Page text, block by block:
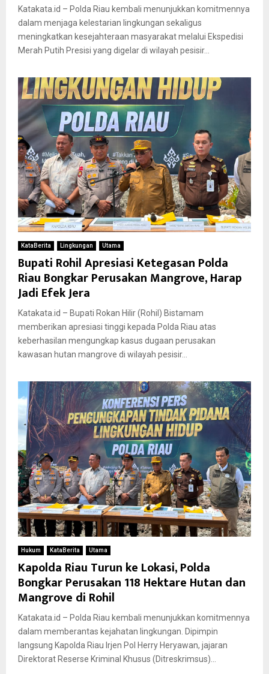
Katakata.id – Polda Riau kembali menunjukkan komitmennya
dalam menjaga kelestarian lingkungan sekaligus
meningkatkan kesejahteraan masyarakat melalui Ekspedisi
Merah Putih Presisi yang digelar di wilayah pesisir...
KataBerita Lingkungan Utama
Bupati Rohil Apresiasi Ketegasan Polda
Riau Bongkar Perusakan Mangrove, Harap
Jadi Efek Jera
Katakata.id – Bupati Rokan Hilir (Rohil) Bistamam
memberikan apresiasi tinggi kepada Polda Riau atas
keberhasilan mengungkap kasus dugaan perusakan
kawasan hutan mangrove di wilayah pesisir...
Hukum KataBerita Utama
Kapolda Riau Turun ke Lokasi, Polda
Bongkar Perusakan 118 Hektare Hutan dan
Mangrove di Rohil
Katakata.id – Polda Riau kembali menunjukkan komitmennya
dalam memberantas kejahatan lingkungan. Dipimpin
langsung Kapolda Riau Irjen Pol Herry Heryawan, jajaran
Direktorat Reserse Kriminal Khusus (Ditreskrimsus)...